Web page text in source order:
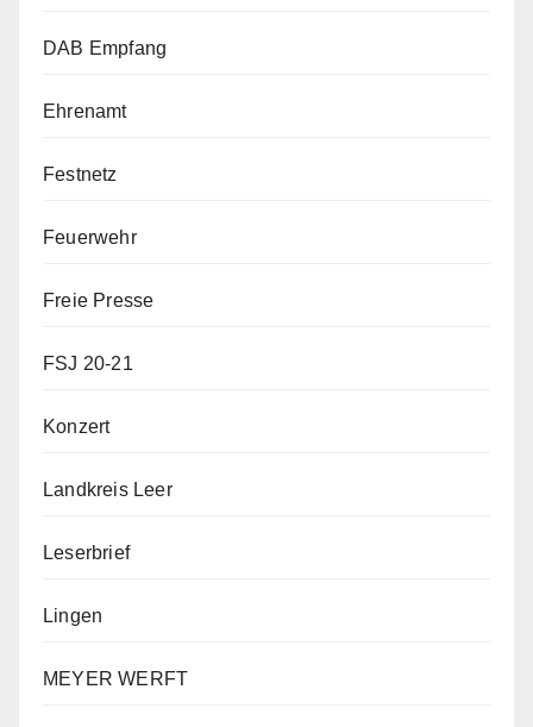
DAB Empfang
Ehrenamt
Festnetz
Feuerwehr
Freie Presse
FSJ 20-21
Konzert
Landkreis Leer
Leserbrief
Lingen
MEYER WERFT